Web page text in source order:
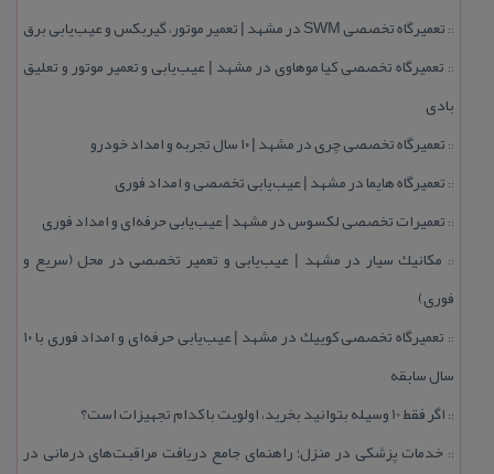
:: تعمیرگاه تخصصی SWM در مشهد | تعمیر موتور، گیربكس و عیب‌یابی برق
:: تعمیرگاه تخصصی كیا موهاوی در مشهد | عیب‌یابی و تعمیر موتور و تعلیق
بادی
:: تعمیرگاه تخصصی چری در مشهد | ۱۰ سال تجربه و امداد خودرو
:: تعمیرگاه هایما در مشهد | عیب‌یابی تخصصی و امداد فوری
:: تعمیرات تخصصی لكسوس در مشهد | عیب‌یابی حرفه‌ای و امداد فوری
:: مكانیك سیار در مشهد | عیب‌یابی و تعمیر تخصصی در محل (سریع و
فوری)
::
تعمیرگاه تخصصی كوییك در مشهد | عیب‌یابی حرفه‌ای و امداد فوری با ۱۰
سال سابقه
:: اگر فقط 10 وسیله بتوانید بخرید، اولویت با كدام تجهیزات است؟
:: خدمات پزشكی در منزل؛ راهنمای جامع دریافت مراقبت‌های درمانی در